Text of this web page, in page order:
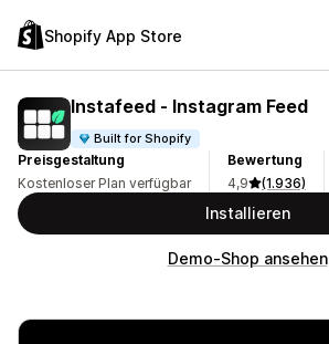
Shopify App Store
Instafeed ‑ Instagram Feed
Built for Shopify
Preisgestaltung
Kostenloser Plan verfügbar
Bewertung
4,9
(1.936)
Installieren
Demo-Shop ansehen